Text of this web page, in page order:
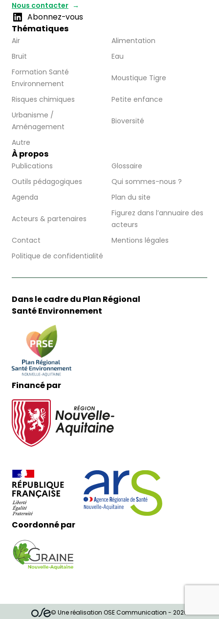
Nous contacter
Abonnez-vous
Thématiques
Air
Alimentation
Bruit
Eau
Formation Santé
Environnement
Moustique Tigre
Risques chimiques
Petite enfance
Urbanisme /
Aménagement
Bioversité
Autre
À propos
Publications
Glossaire
Outils pédagogiques
Qui sommes-nous ?
Agenda
Plan du site
Acteurs & partenaires
Figurez dans l’annuaire des
acteurs
Contact
Mentions légales
Politique de confidentialité
Dans le cadre du Plan Régional
Santé Environnement
Financé par
Coordonné par
© Une réalisation OSE Communication - 2026